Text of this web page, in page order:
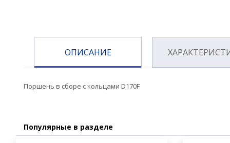
ОПИСАНИЕ
Поршень в сборе с кольцами D170F
Популярные в разделе